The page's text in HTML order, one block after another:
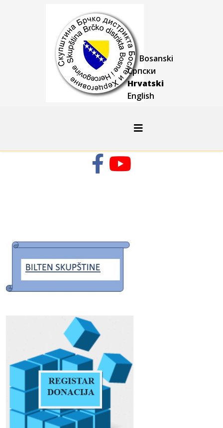
Bosanski
Српски
Hrvatski
English